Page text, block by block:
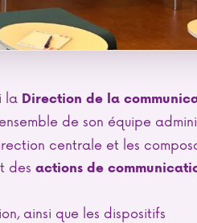
la Direction de la
de son équipe
centrale et les
des actions de
ainsi que les dispositifs